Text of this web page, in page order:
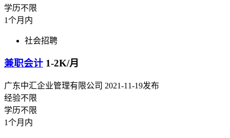
学历不限
1个月内
社会招聘
兼职会计 1-2K/月
广东中汇企业管理有限公司 2021-11-19发布
经验不限
学历不限
1个月内